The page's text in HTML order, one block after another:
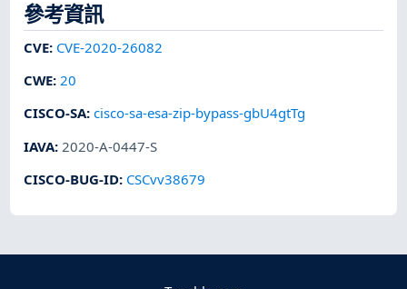
參考資訊
CVE: CVE-2020-26082
CWE: 20
CISCO-SA:cisco-sa-esa-zip-bypass-gbU4gtTg
IAVA: 2020-A-0447-S
CISCO-BUG-ID: CSCvv38679